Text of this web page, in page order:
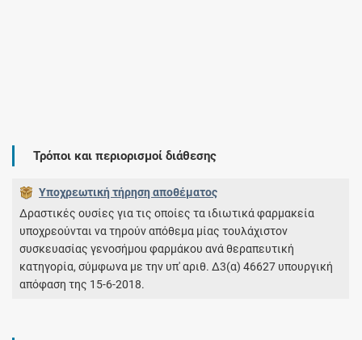
Τρόποι και περιορισμοί διάθεσης
Υποχρεωτική τήρηση αποθέματος
Δραστικές ουσίες για τις οποίες τα ιδιωτικά φαρμακεία
υποχρεούνται να τηρούν απόθεμα μίας τουλάχιστον
συσκευασίας γεvοσήμοu φαρμάκου ανά θεραπευτική
κατηγορία, σύμφωνα με την υπ' αριθ. Δ3(α) 46627 υπουργική
απόφαση της 15-6-2018.